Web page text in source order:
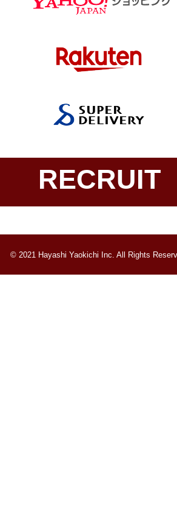
RECRUIT
© 2021 Hayashi Yaokichi Inc. All Rights